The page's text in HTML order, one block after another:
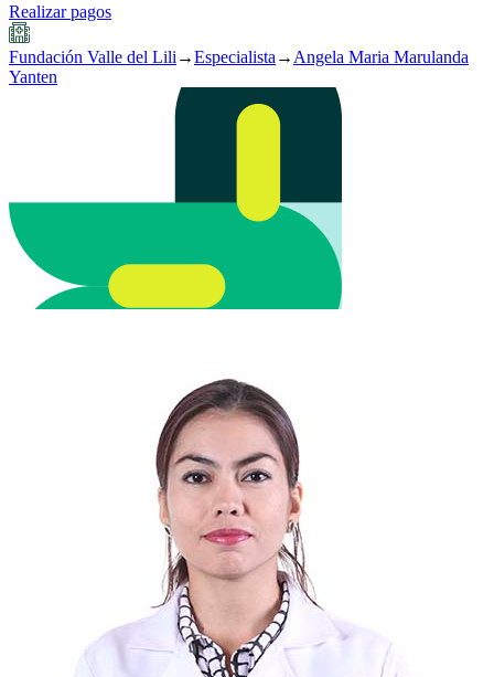
Realizar pagos
Fundación Valle del Lili →Especialista → Angela Maria Marulanda
Yanten